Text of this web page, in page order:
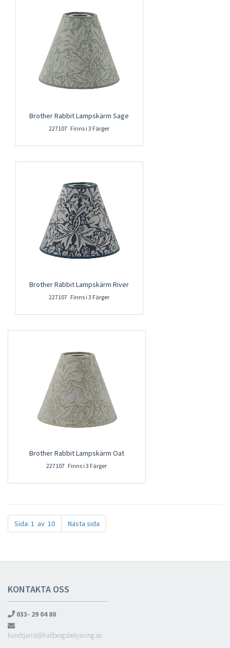
Brother Rabbit Lampskärm Sage
227107 Finns i 3 Färger
Brother Rabbit Lampskärm River
227107 Finns i 3 Färger
Brother Rabbit Lampskärm Oat
227107 Finns i 3 Färger
Sida: 1 av 10 Nästa sida
KONTAKTA OSS
033- 29 04 80
kundtjanst@hallbergsbelysning.se